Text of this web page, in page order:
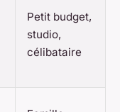
Petit budget,
studio,
célibataire